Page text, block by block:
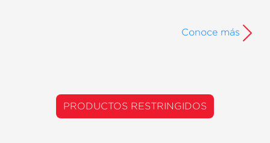
Conoce más
PRODUCTOS RESTRINGIDOS